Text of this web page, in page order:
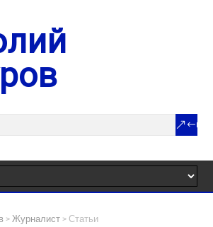
>Журналист > Статьи